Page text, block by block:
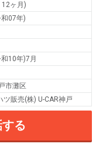
12ヶ月)
07年)
10年)7月
市灘区
ツ販売(株) U-CAR神戸
る